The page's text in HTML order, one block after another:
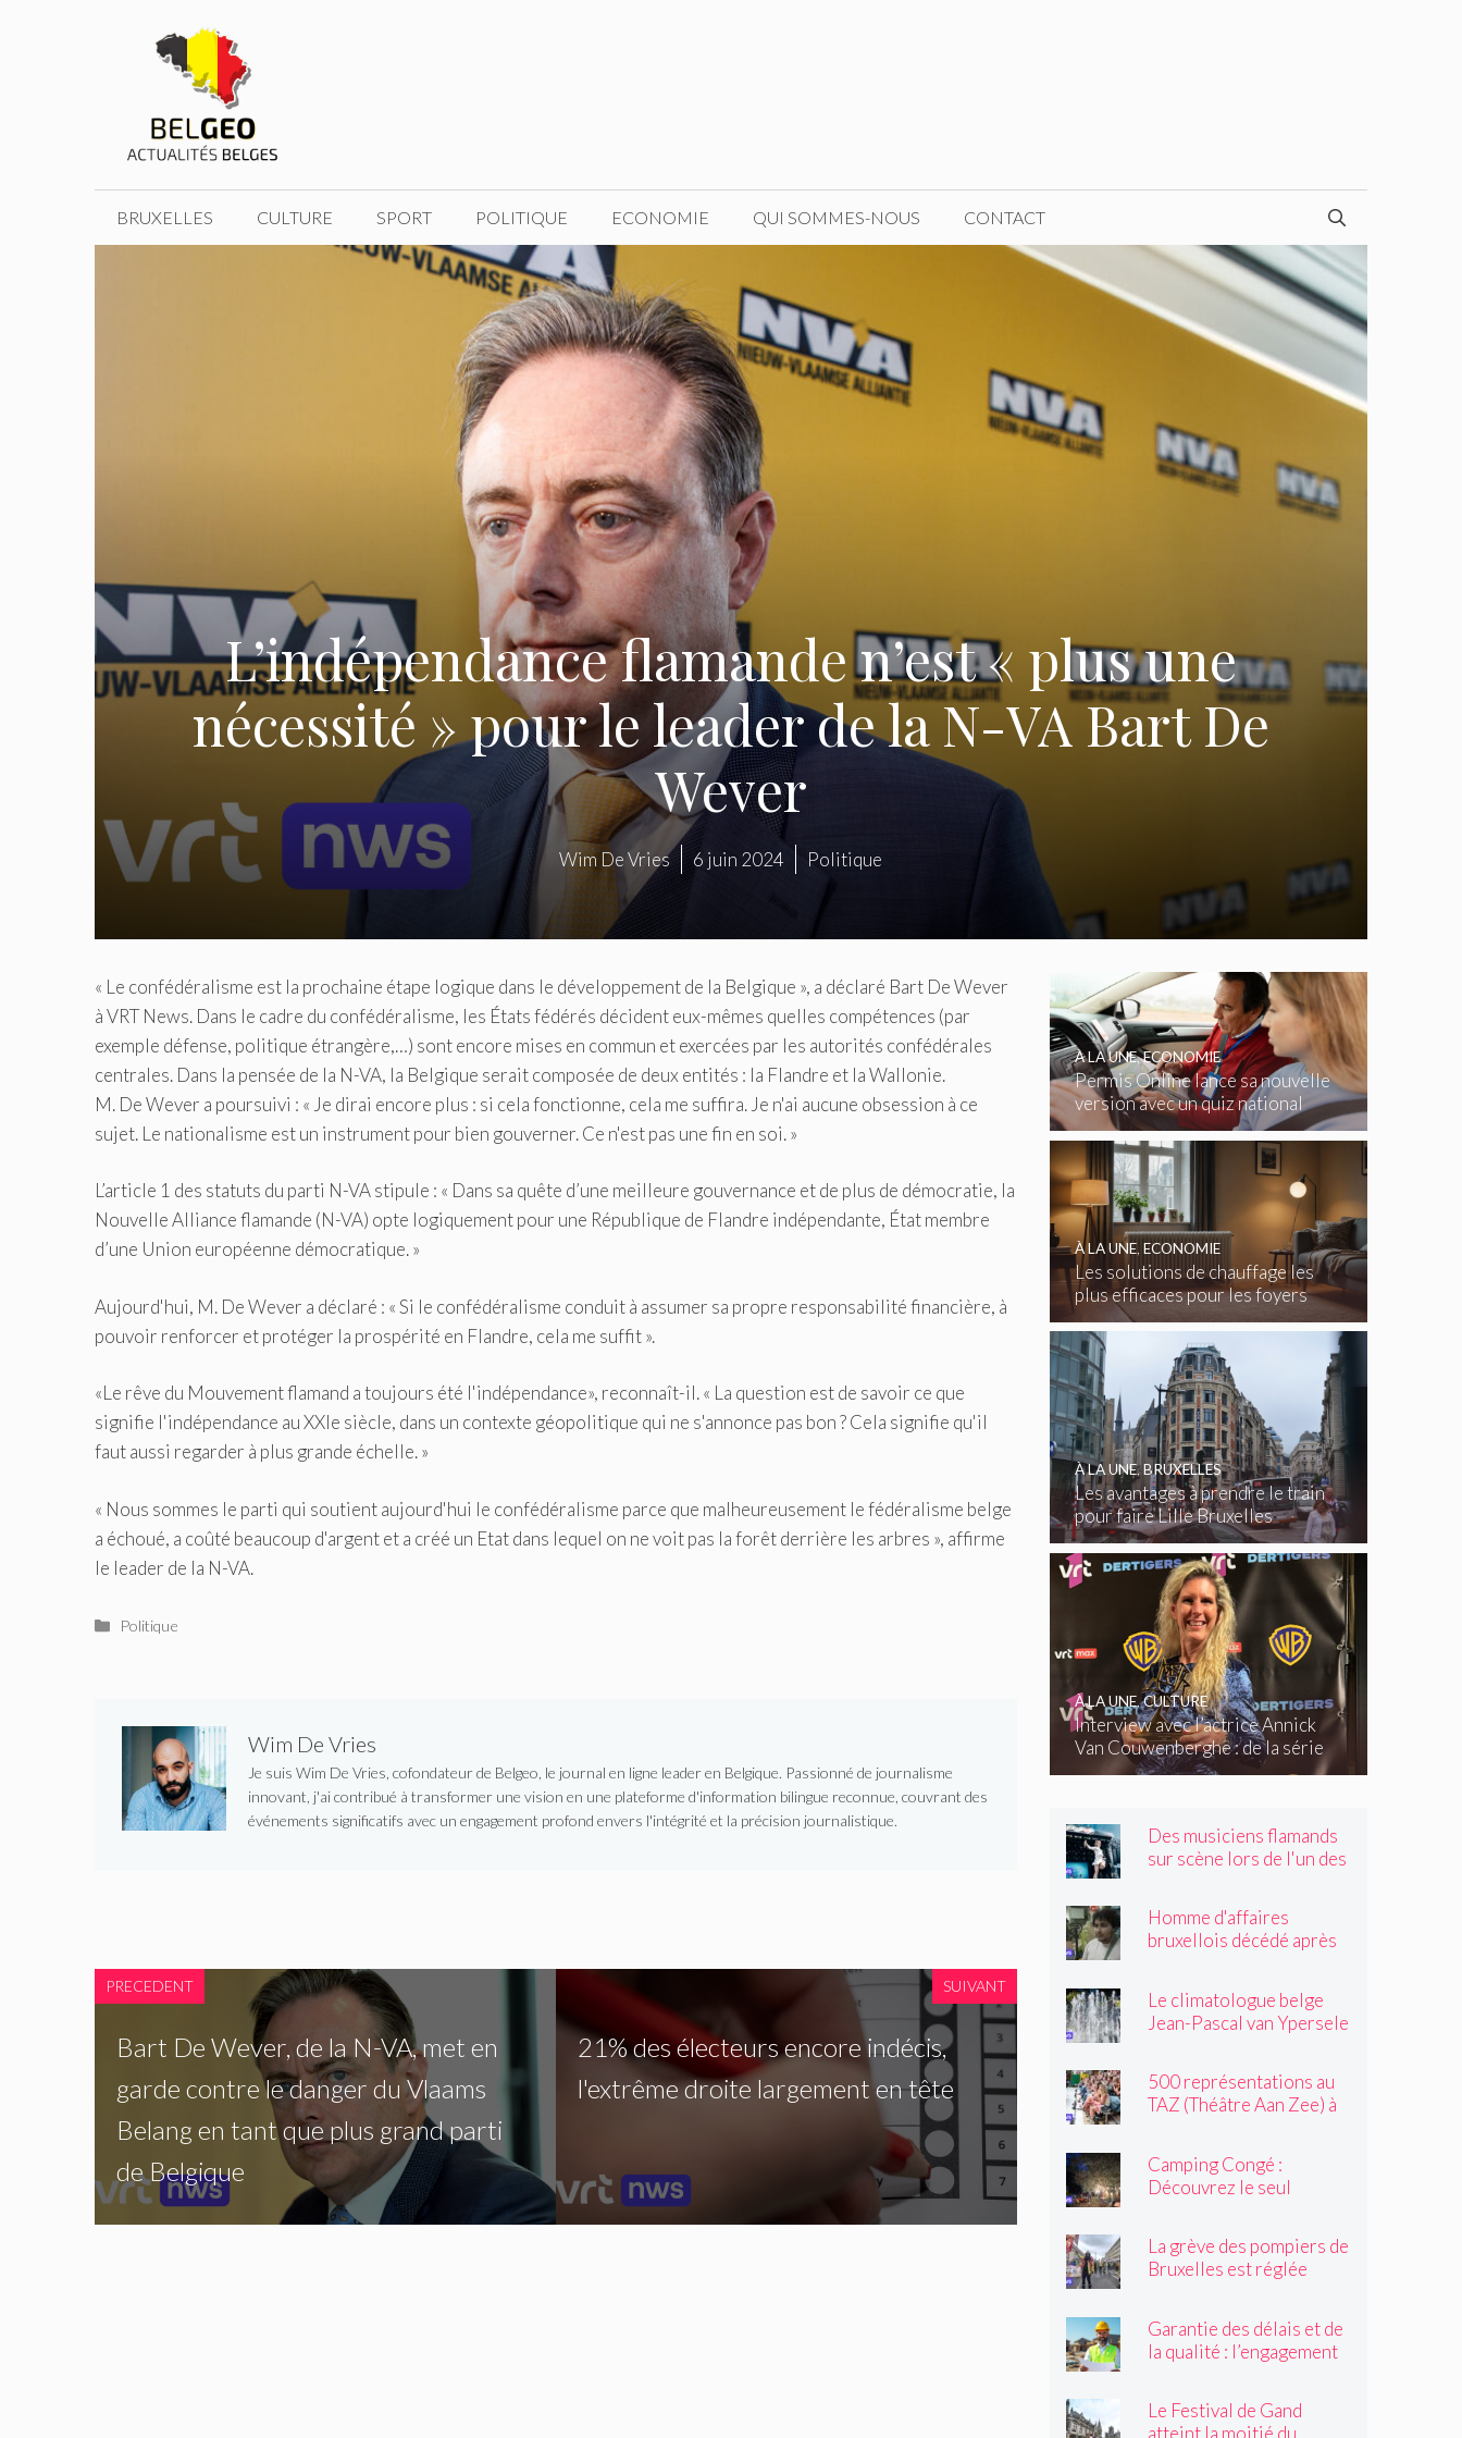
BRUXELLES CULTURE SPORT POLITIQUE ECONOMIE QUI SOMMES-NOUS CONTACT
L’indépendance flamande n’est « plus une
nécessité » pour le leader de la N-VA Bart De
Wever
Wim De Vries 6 juin 2024 Politique
« Le confédéralisme est la prochaine étape logique dans le développement de la Belgique », a déclaré Bart De Wever
à VRT News. Dans le cadre du confédéralisme, les États fédérés décident eux-mêmes quelles compétences (par
exemple défense, politique étrangère,…) sont encore mises en commun et exercées par les autorités confédérales
centrales. Dans la pensée de la N-VA, la Belgique serait composée de deux entités : la Flandre et la Wallonie.
M. De Wever a poursuivi : « Je dirai encore plus : si cela fonctionne, cela me suffira. Je n'ai aucune obsession à ce
sujet. Le nationalisme est un instrument pour bien gouverner. Ce n'est pas une fin en soi. »
L’article 1 des statuts du parti N-VA stipule : « Dans sa quête d’une meilleure gouvernance et de plus de démocratie, la
Nouvelle Alliance flamande (N-VA) opte logiquement pour une République de Flandre indépendante, État membre
d’une Union européenne démocratique. »
Aujourd'hui, M. De Wever a déclaré : « Si le confédéralisme conduit à assumer sa propre responsabilité financière, à
pouvoir renforcer et protéger la prospérité en Flandre, cela me suffit ».
«Le rêve du Mouvement flamand a toujours été l'indépendance», reconnaît-il. « La question est de savoir ce que
signifie l'indépendance au XXIe siècle, dans un contexte géopolitique qui ne s'annonce pas bon ? Cela signifie qu'il
faut aussi regarder à plus grande échelle. »
« Nous sommes le parti qui soutient aujourd'hui le confédéralisme parce que malheureusement le fédéralisme belge
a échoué, a coûté beaucoup d'argent et a créé un Etat dans lequel on ne voit pas la forêt derrière les arbres », affirme
le leader de la N-VA.
Catégories
Politique
Wim De Vries
Je suis Wim De Vries, cofondateur de Belgeo, le journal en ligne leader en Belgique. Passionné de journalisme
innovant, j'ai contribué à transformer une vision en une plateforme d'information bilingue reconnue, couvrant des
événements significatifs avec un engagement profond envers l'intégrité et la précision journalistique.
PRECEDENT
Bart De Wever, de la N-VA, met en
garde contre le danger du Vlaams
Belang en tant que plus grand parti
de Belgique
SUIVANT
21% des électeurs encore indécis,
l'extrême droite largement en tête
Permis Online lance sa nouvelle
version avec un quiz national
gratuit
À LA UNE,ECONOMIE
Les solutions de chauffage les
plus efficaces pour les foyers
belges
À LA UNE, ECONOMIE
Les avantages à prendre le train
pour faire Lille Bruxelles
À LA UNE,BRUXELLES
Interview avec l’actrice Annick
Van Couwenberghe : de la série
télévisée Dertigers au court-
À LA UNE,CULTURE
Des musiciens flamands
sur scène lors de l'un des
Homme d'affaires
bruxellois décédé après
son passage, il souriait
toujours »
Le climatologue belge
Jean-Pascal van Ypersele
500 représentations au
TAZ (Théâtre Aan Zee) à
Camping Congé :
Découvrez le seul
La grève des pompiers de
Bruxelles est réglée
Garantie des délais et de
la qualité : l’engagement
Le Festival de Gand
atteint la moitié du